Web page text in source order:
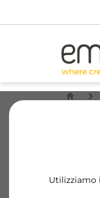
Utilizziamo